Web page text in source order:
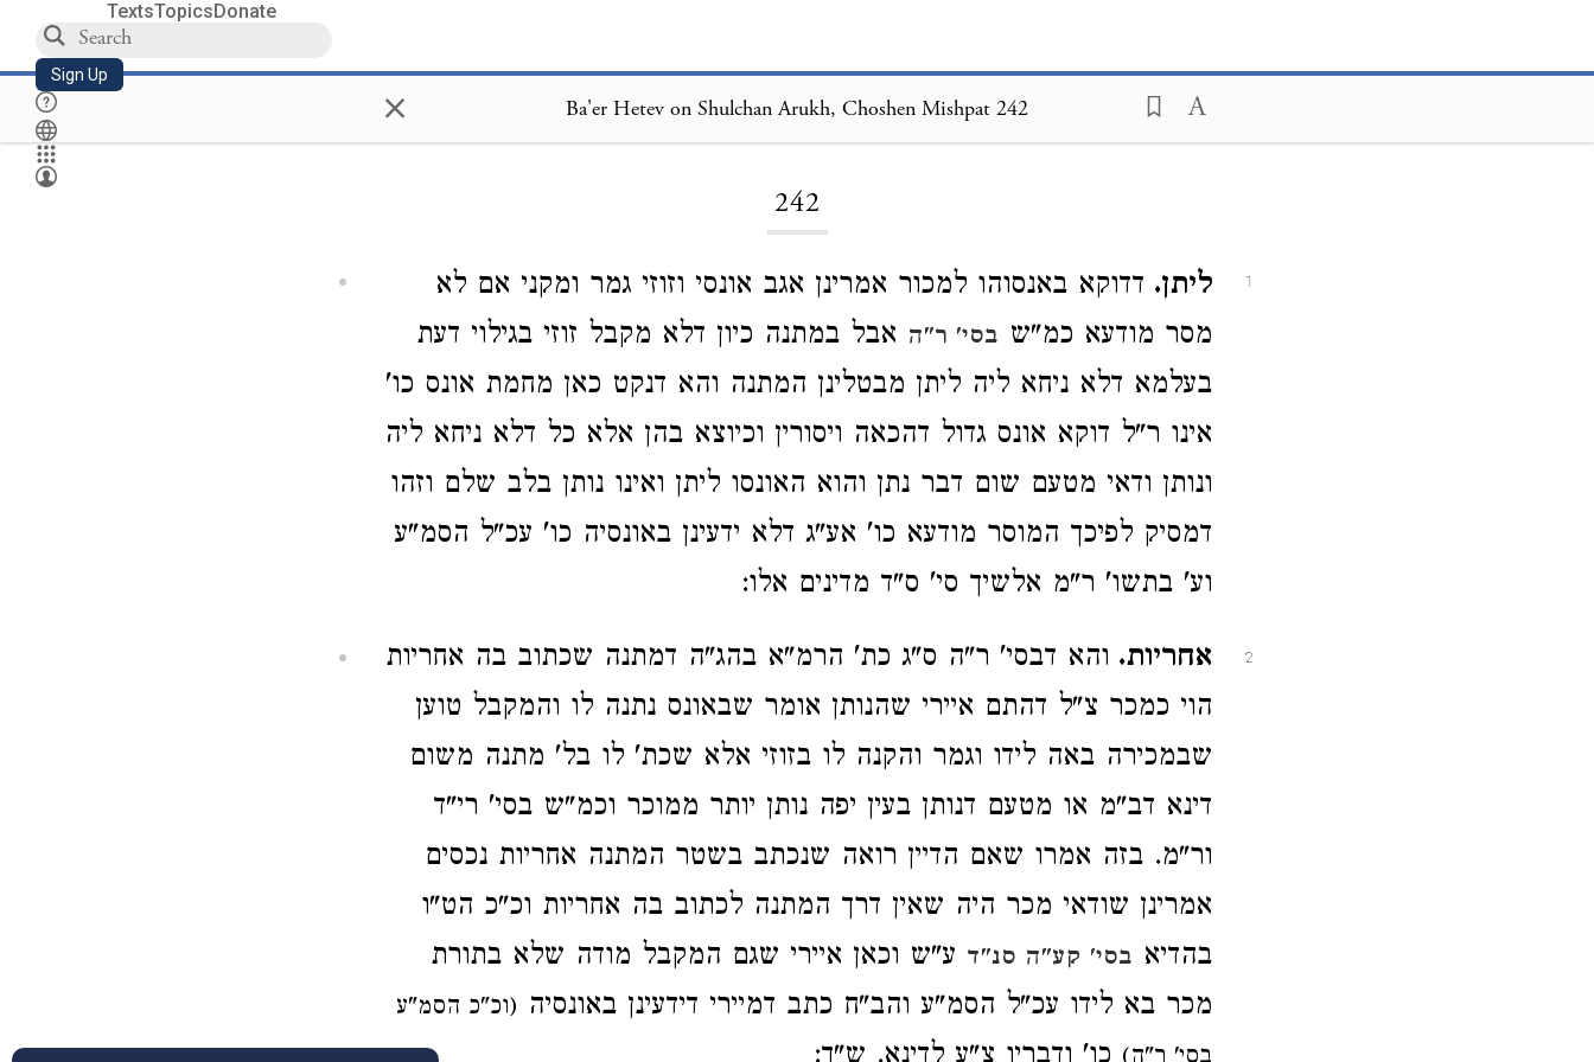
TextsTopicsDonate
Sign Up × Ba'er Hetev on Shulchan Arukh, Choshen Mishpat 242
242
1 ליתן. דדוקא באנסוהו למכור אמרינן אגב אונסי וזוזי גמר ומקני אם לא
מסר מודעא כמ"ש בסי' ר"ה אבל במתנה כיון דלא מקבל זוזי בגילוי דעת
בעלמא דלא ניחא ליה ליתן מבטלינן המתנה והא דנקט כאן מחמת אונס כו'
אינו ר"ל דוקא אונס גדול דהכאה ויסורין וכיוצא בהן אלא כל דלא ניחא ליה
ונותן ודאי מטעם שום דבר נתן והוא האונסו ליתן ואינו נותן בלב שלם וזהו
דמסיק לפיכך המוסר מודעא כו' אע"ג דלא ידעינן באונסיה כו' עכ"ל הסמ"ע
וע' בתשו' ר"מ אלשיך סי' ס"ד מדינים אלו:
2 אחריות. והא דבסי' ר"ה ס"ג כת' הרמ"א בהג"ה דמתנה שכתוב בה אחריות
הוי כמכר צ"ל דהתם איירי שהנותן אומר שבאונס נתנה לו והמקבל טוען
שבמכירה באה לידו וגמר והקנה לו בזוזי אלא שכת' לו בל' מתנה משום
דינא דב"מ או מטעם דנותן בעין יפה נותן יותר ממוכר וכמ"ש בסי' רי"ד
ור"מ. בזה אמרו שאם הדיין רואה שנכתב בשטר המתנה אחריות נכסים
אמרינן שודאי מכר היה שאין דרך המתנה לכתוב בה אחריות וכ"כ הט"ו
בהדיא בסי' קע"ה סנ"ד ע"ש וכאן איירי שגם המקבל מודה שלא בתורת
מכר בא לידו עכ"ל הסמ"ע והב"ח כתב דמיירי דידעינן באונסיה (וכ"כ הסמ"ע